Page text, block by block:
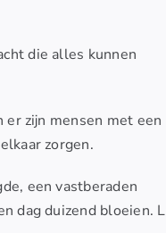
die alles kunnen
zijn mensen met een
zorgen.
een vastberaden
dag duizend bloeien.